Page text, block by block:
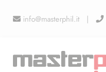
info@masterphil.it |